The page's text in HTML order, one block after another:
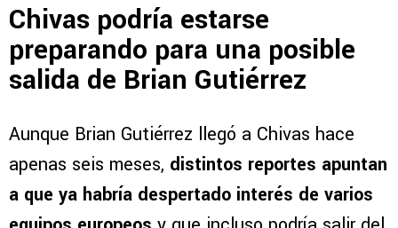
Chivas podría estarse
preparando para una posible
salida de Brian Gutiérrez
Aunque Brian Gutiérrez llegó a Chivas hace
apenas seis meses, distintos reportes apuntan
a que ya habría despertado interés de varios